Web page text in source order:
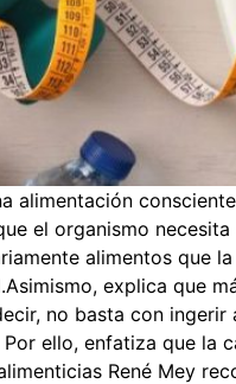
alimentación
el organismo
alimentos que
explica que
no basta con
ello, enfatiza que
René Mey